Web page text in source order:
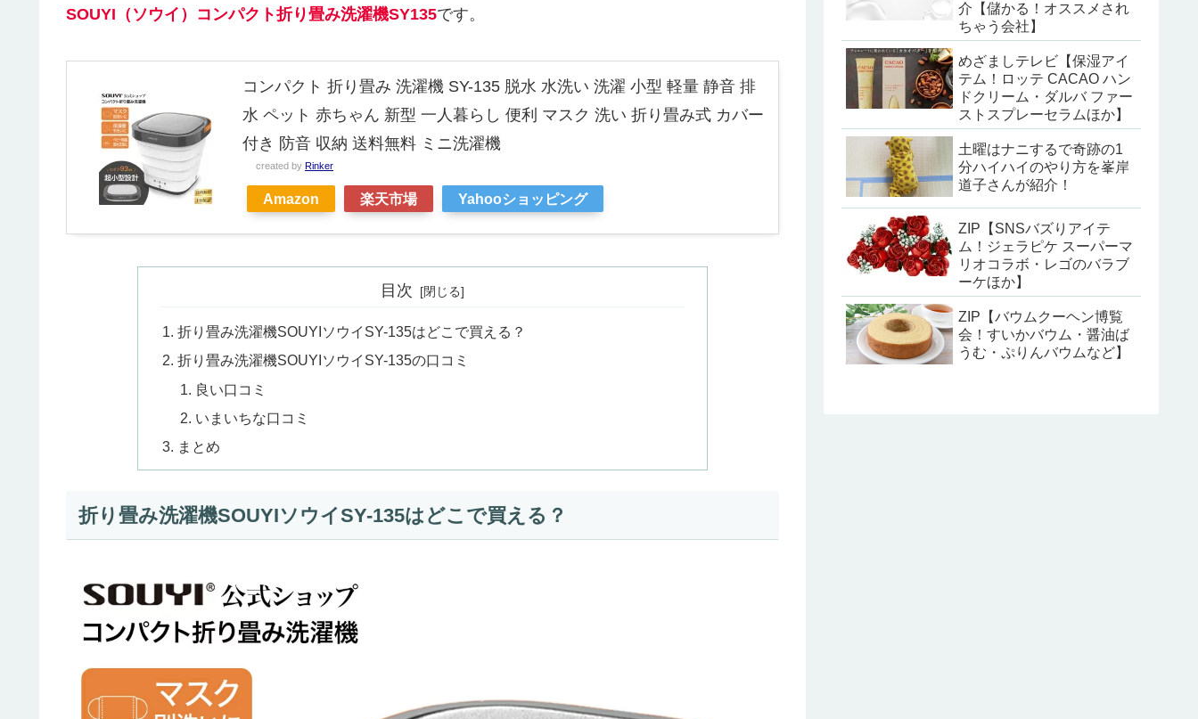
SOUYI（ソウイ）コンパクト折り畳み洗濯機SY135です。
コンパクト 折り畳み 洗濯機 SY-135 脱水 水洗い 洗濯 小型 軽量 静音 排
水 ペット 赤ちゃん 新型 一人暮らし 便利 マスク 洗い 折り畳み式 カバー
付き 防音 収納 送料無料 ミニ洗濯機
created by Rinker
Amazon 楽天市場 Yahooショッピング
目次
折り畳み洗濯機SOUYIソウイSY-135はどこで買える？
折り畳み洗濯機SOUYIソウイSY-135の口コミ
良い口コミ
いまいちな口コミ
まとめ
折り畳み洗濯機SOUYIソウイSY-135はどこで買える？
介【儲かる！オススメされ
ちゃう会社】
めざましテレビ【保湿アイ
テム！ロッテ CACAO ハン
ドクリーム・ダルバ ファー
ストスプレーセラムほか】
土曜はナニするで奇跡の1
分ハイハイのやり方を峯岸
道子さんが紹介！
ZIP【SNSバズりアイテ
ム！ジェラピケ スーパーマ
リオコラボ・レゴのバラブ
ーケほか】
ZIP【バウムクーヘン博覧
会！すいかバウム・醤油ば
うむ・ぷりんバウムなど】